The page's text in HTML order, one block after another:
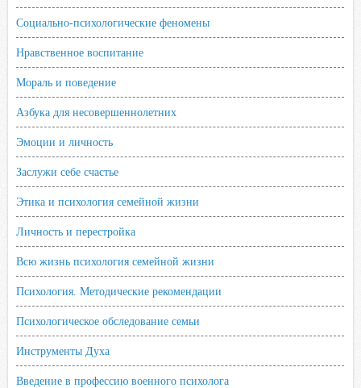
Социально-психологические феномены
Нравственное воспитание
Мораль и поведение
Азбука для несовершеннолетних
Эмоции и личность
Заслужи себе счастье
Этика и психология семейной жизни
Личность и перестройка
Всю жизнь психология семейной жизни
Психология. Методические рекомендации
Психологическое обследование семьи
Инструменты Духа
Введение в профессию военного психолога